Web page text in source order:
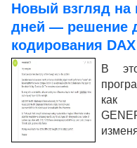
Новый взгляд на
дней — решение
кодирования DAX
В
как